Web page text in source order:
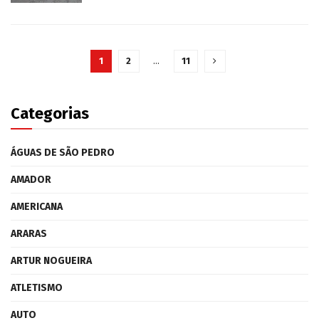
1 2 … 11
Categorias
ÁGUAS DE SÃO PEDRO
AMADOR
AMERICANA
ARARAS
ARTUR NOGUEIRA
ATLETISMO
AUTO